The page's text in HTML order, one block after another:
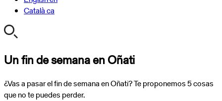
Catalàca
Un fin de semana en Oñati
¿Vas a pasar el fin de semana en Oñati? Te proponemos 5 cosas
que no te puedes perder.